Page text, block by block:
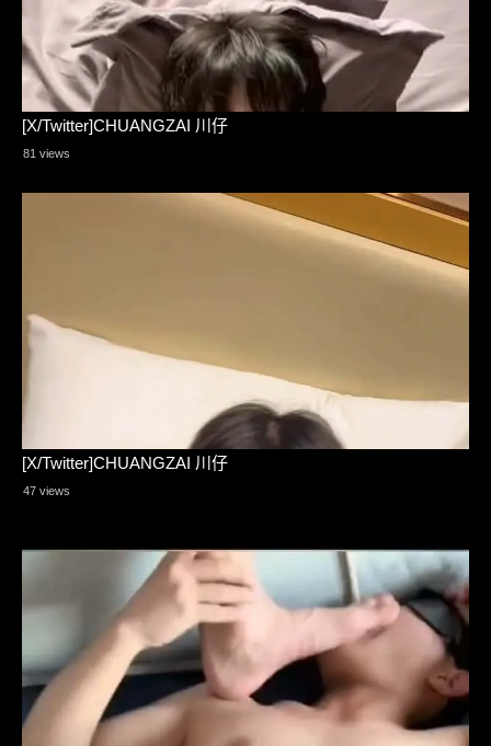
[X/Twitter]CHUANGZAI 川仔
81 views
[X/Twitter]CHUANGZAI 川仔
47 views